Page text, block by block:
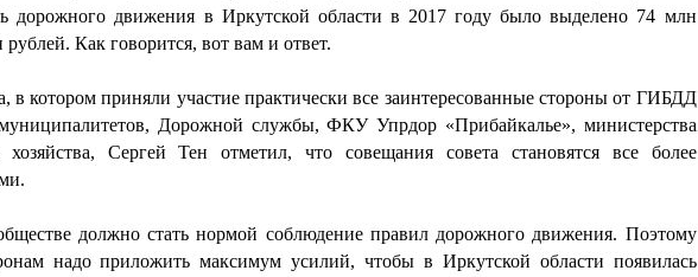
дорожного движения в Иркутской области в 2017 году было выделено 74 млн
Как говорится, вот вам и ответ.
в котором приняли участие практически все заинтересованные стороны от ГИБДД
муниципалитетов, Дорожной службы, ФКУ Упрдор «Прибайкалье», министерства
хозяйства, Сергей Тен отметил, что совещания совета становятся все более
должно стать нормой соблюдение правил дорожного движения. Поэтому
надо приложить максимум усилий, чтобы в Иркутской области появилась